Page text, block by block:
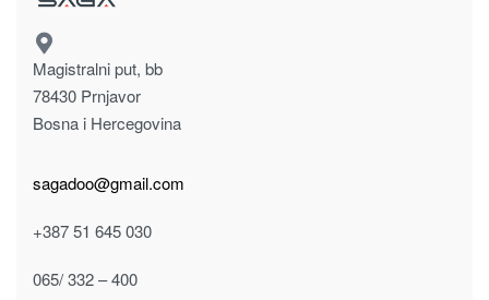
VAZA 21cm 9138507